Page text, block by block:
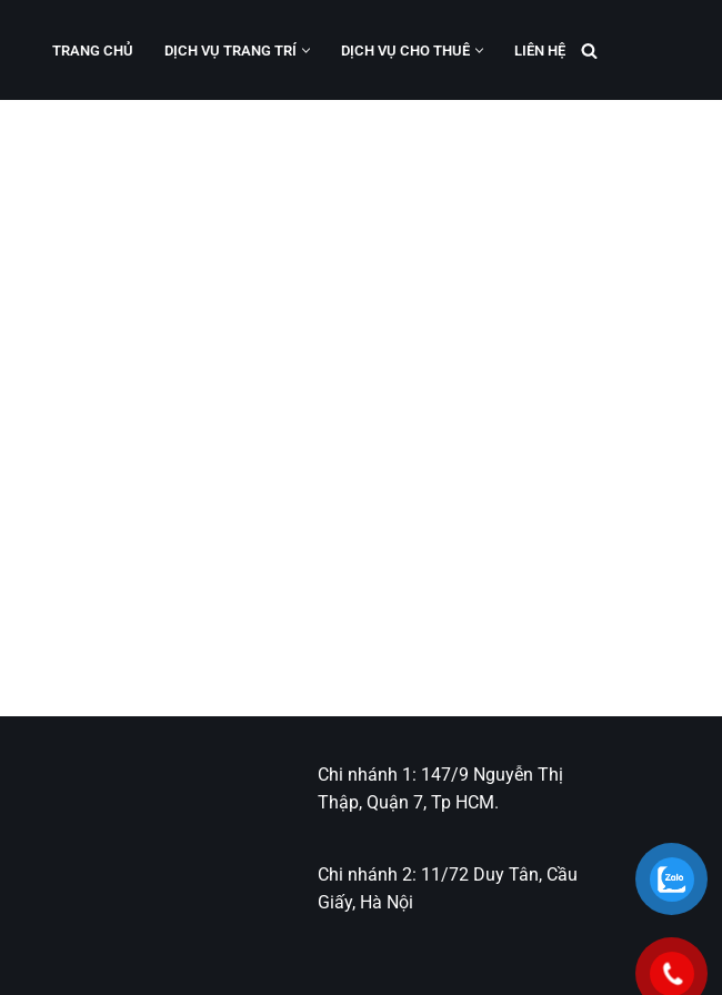
TRANG CHỦ DỊCH VỤ TRANG TRÍ DỊCH VỤ CHO THUÊ LIÊN HỆ
Chi nhánh 1: 147/9 Nguyễn Thị
Thập, Quận 7, Tp HCM.
Chi nhánh 2: 11/72 Duy Tân, Cầu
Giấy, Hà Nội